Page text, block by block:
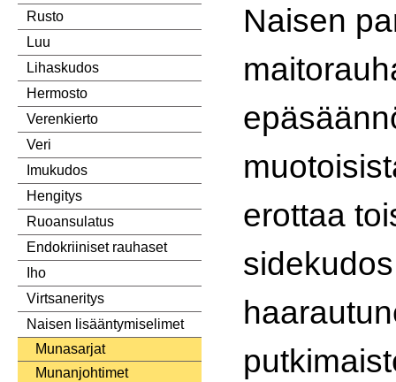
Rusto
Luu
Lihaskudos
Hermosto
Verenkierto
Veri
Imukudos
Hengitys
Ruoansulatus
Endokriiniset rauhaset
Iho
Virtsaneritys
Naisen lisääntymiselimet
Munasarjat
Munanjohtimet
Naisen
erottaa